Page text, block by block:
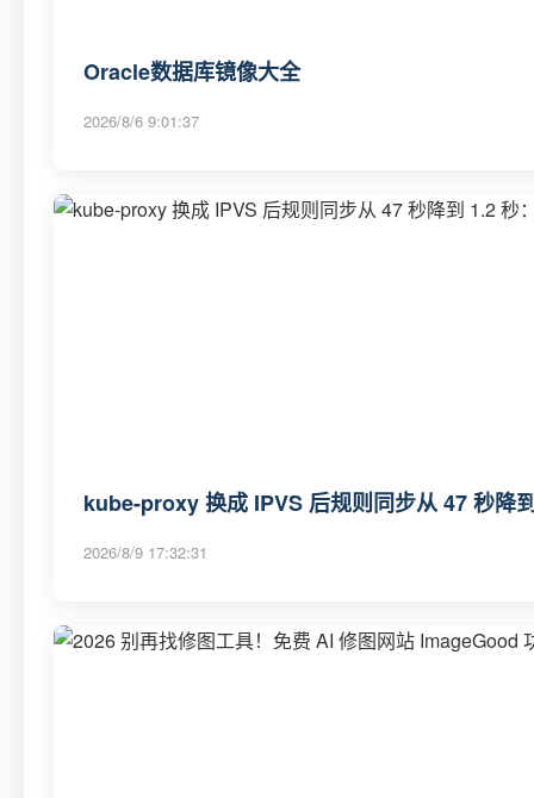
Oracle数据库镜像大全
2026/8/6 9:01:37
kube-proxy 换成 IPVS 后规则同步从 47 秒降
2026/8/9 17:32:31